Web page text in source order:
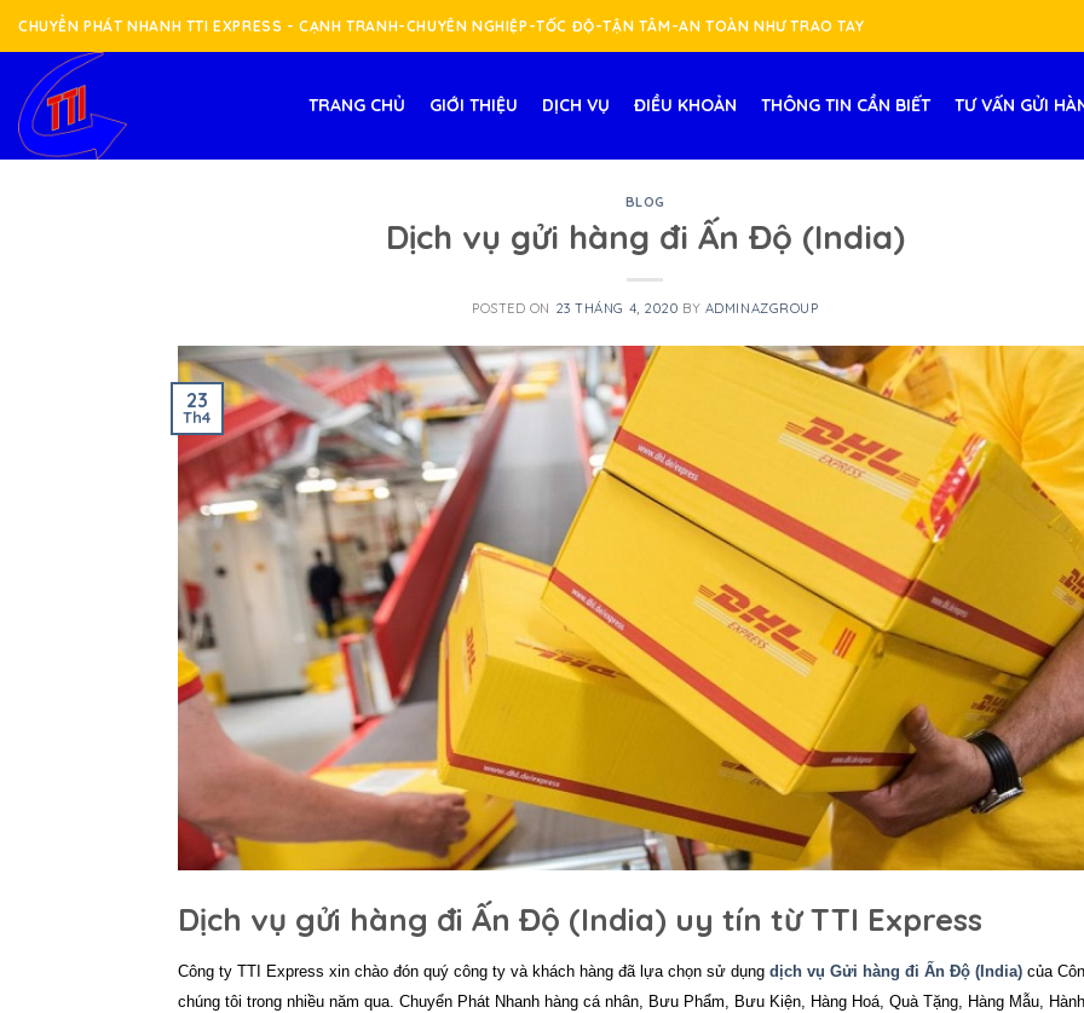
Skip
content
CHUYỂN PHÁT NHANH TTI EXPRESS - CẠNH TRANH-CHUYÊN NGHIỆP-TỐC ĐỘ-TẬN TÂM-AN TOÀN NHƯ TRAO TAY
TRANG CHỦ GIỚI THIỆU DỊCH VỤ ĐIỀU KHOẢN THÔNG TIN CẦN BIẾT TƯ VẤN GỬI
BLOG
Dịch vụ gửi hàng đi Ấn Độ (India)
POSTED ON 23 THÁNG 4, 2020 BY ADMINAZGROUP
23
Th4
Dịch vụ gửi hàng đi Ấn Độ (India) uy tín từ TTI Express
Công ty TTI Express xin chào đón quý công ty và khách hàng đã lựa chọn sử dụng dịch vụ Gửi hàng đi Ấn Độ (India) của
chúng tôi trong nhiều năm qua. Chuyển Phát Nhanh hàng cá nhân, Bưu Phẩm, Bưu Kiện, Hàng Hoá, Quà Tặng, Hàng Mẫu,